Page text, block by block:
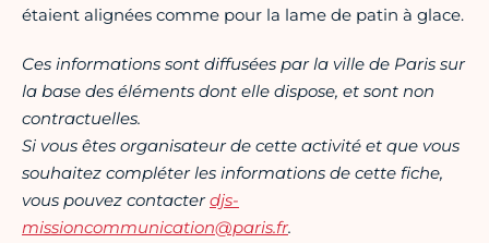
étaient alignées comme pour la lame de patin à glace.
Ces informations sont diffusées par la ville de Paris sur
la base des éléments dont elle dispose, et sont non
contractuelles.
Si vous êtes organisateur de cette activité et que vous
souhaitez compléter les informations de cette fiche,
vous pouvez contacterdjs-
missioncommunication@paris.fr.